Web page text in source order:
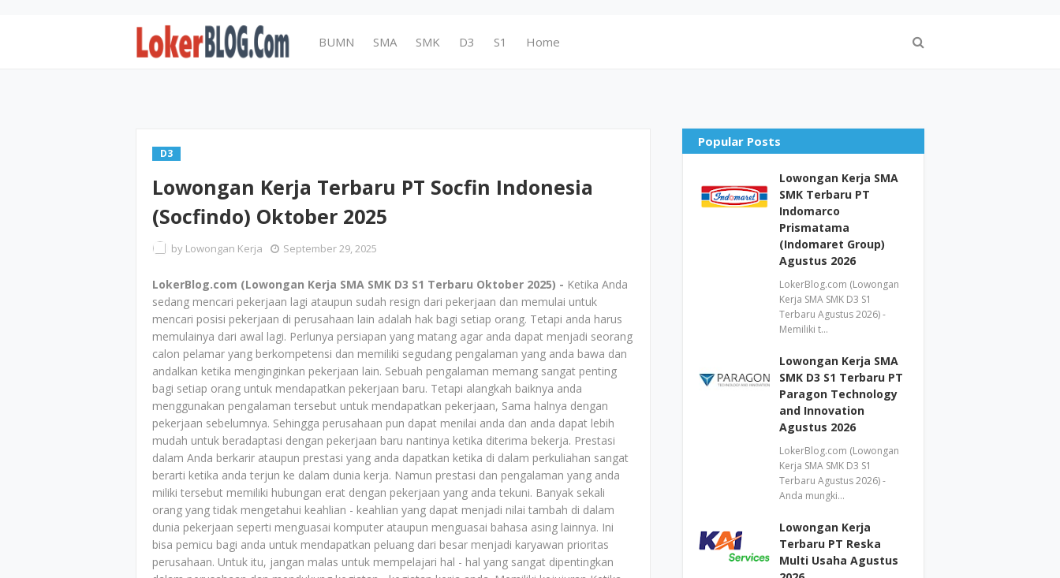
BUMN SMA SMK D3 S1 Home
D3
Lowongan Kerja Terbaru PT Socfin Indonesia
(Socfindo) Oktober 2025
by Lowongan Kerja September 29, 2025
LokerBlog.com (Lowongan Kerja SMA SMK D3 S1 Terbaru Oktober 2025) - Ketika Anda
sedang mencari pekerjaan lagi ataupun sudah resign dari pekerjaan dan memulai untuk
mencari posisi pekerjaan di perusahaan lain adalah hak bagi setiap orang. Tetapi anda harus
memulainya dari awal lagi. Perlunya persiapan yang matang agar anda dapat menjadi seorang
calon pelamar yang berkompetensi dan memiliki segudang pengalaman yang anda bawa dan
andalkan ketika menginginkan pekerjaan lain. Sebuah pengalaman memang sangat penting
bagi setiap orang untuk mendapatkan pekerjaan baru. Tetapi alangkah baiknya anda
menggunakan pengalaman tersebut untuk mendapatkan pekerjaan, Sama halnya dengan
pekerjaan sebelumnya. Sehingga perusahaan pun dapat menilai anda dan anda dapat lebih
mudah untuk beradaptasi dengan pekerjaan baru nantinya ketika diterima bekerja. Prestasi
dalam Anda berkarir ataupun prestasi yang anda dapatkan ketika di dalam perkuliahan sangat
berarti ketika anda terjun ke dalam dunia kerja. Namun prestasi dan pengalaman yang anda
miliki tersebut memiliki hubungan erat dengan pekerjaan yang anda tekuni. Banyak sekali
orang yang tidak mengetahui keahlian - keahlian yang dapat menjadi nilai tambah di dalam
dunia pekerjaan seperti menguasai komputer ataupun menguasai bahasa asing lainnya. Ini
bisa pemicu bagi anda untuk mendapatkan peluang dari besar menjadi karyawan prioritas
perusahaan. Untuk itu, jangan malas untuk mempelajari hal - hal yang sangat dipentingkan
Popular Posts
Lowongan Kerja SMA
SMK Terbaru PT
Indomarco
Prismatama
(Indomaret Group)
Agustus 2026
LokerBlog.com (Lowongan
Kerja SMA SMK D3 S1
Terbaru Agustus 2026) -
Memiliki t…
Lowongan Kerja SMA
SMK D3 S1 Terbaru PT
Paragon Technology
and Innovation
Agustus 2026
LokerBlog.com (Lowongan
Kerja SMA SMK D3 S1
Terbaru Agustus 2026) -
Anda mungki…
Lowongan Kerja
Terbaru PT Reska
Multi Usaha Agustus